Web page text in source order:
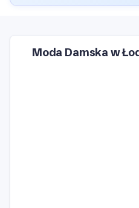
Moda Damska w